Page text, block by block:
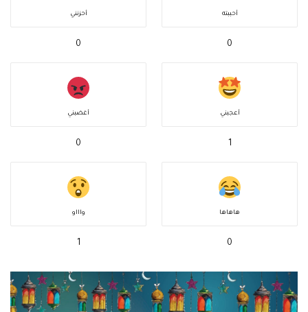
أحببته
0
أحزنني
0
أعجبني
1
أغضبني
0
هاهاها
0
واااو
1